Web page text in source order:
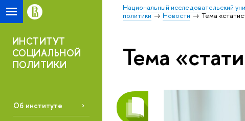
Национальный исследовательский
политики
Новости Тема
ИНСТИТУТ
СОЦИАЛЬНОЙ
ПОЛИТИКИ
Об институте
Тема